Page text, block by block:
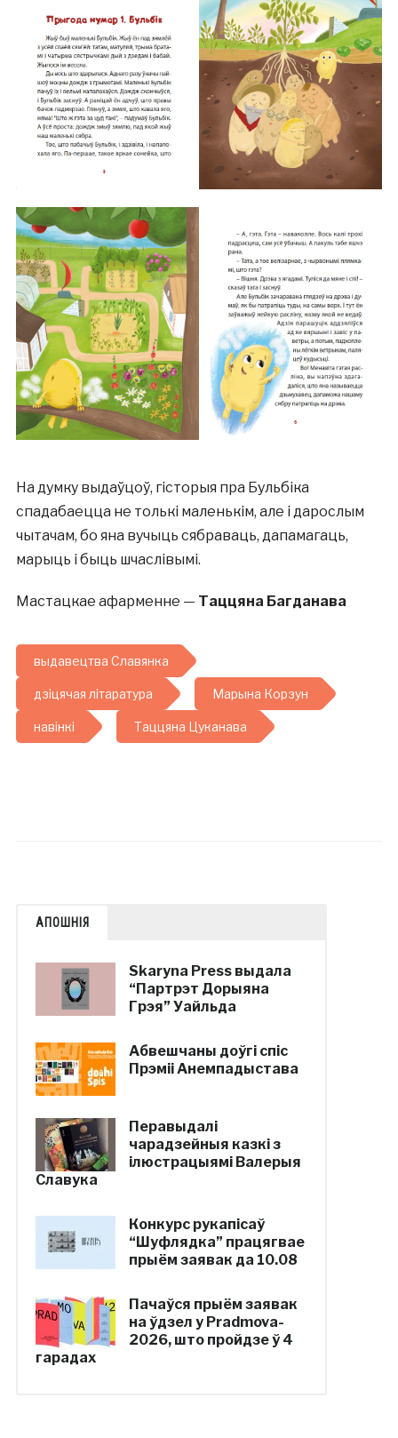
На думку выдаўцоў, гісторыя пра Бульбіка
спадабаецца не толькі маленькім, але і дарослым
чытачам, бо яна вучыць сябраваць, дапамагаць,
марыць і быць шчаслівымі.
Мастацкае афарменне — Таццяна Багданава
выдавецтва Славянка
дзіцячая літаратура Марына Корзун
навінкі Таццяна Цуканава
АПОШНІЯ
Skaryna Press выдала
“Партрэт Дорыяна
Грэя” Уайльда
Абвешчаны доўгі спіс
Прэміі Анемпадыстава
Перавыдалі
чарадзейныя казкі з
ілюстрацыямі Валерыя
Славука
Конкурс рукапісаў
“Шуфлядка” працягвае
прыём заявак да 10.08
Пачаўся прыём заявак
на ўдзел у Pradmova-
2026, што пройдзе ў 4
гарадах